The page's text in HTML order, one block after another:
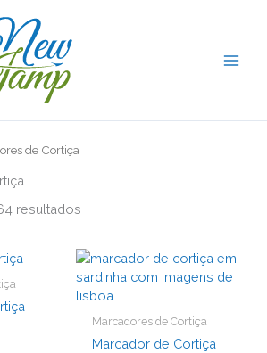
de Cortiça
resultados
Marcadores de Cortiça
Marcador de Cortiça